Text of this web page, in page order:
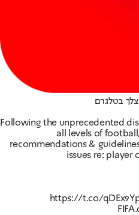
בטלגרם
Following the unprecedented
all levels of
recommendations &
issues re: player
https://t.co/